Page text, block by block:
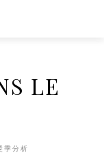
LE
季分析